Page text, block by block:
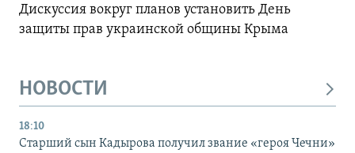
Дискуссия вокруг планов установить День
защиты прав украинской общины Крыма
НОВОСТИ
18:10
Старший сын Кадырова получил звание «героя Чечни»